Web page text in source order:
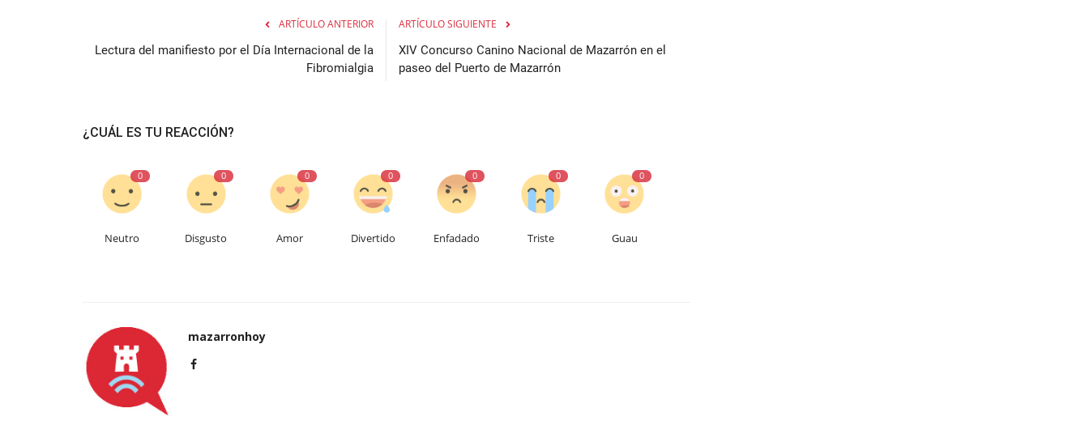
ARTÍCULO ANTERIOR
Lectura del manifiesto por el Día Internacional de la
Fibromialgia
ARTÍCULO SIGUIENTE
XIV Concurso Canino Nacional de Mazarrón en el
paseo del Puerto de Mazarrón
¿CUÁL ES TU REACCIÓN?
0
Neutro
0
Disgusto
0
Amor
0
Divertido
0
Enfadado
0
Triste
0
Guau
mazarronhoy